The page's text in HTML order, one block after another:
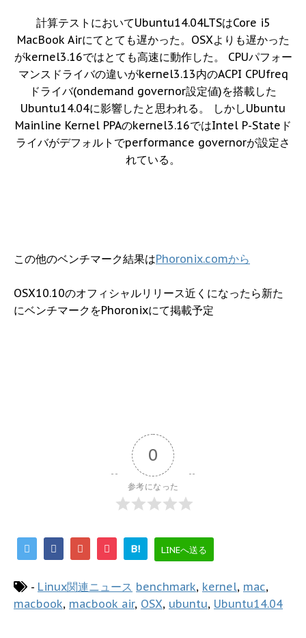
計算テストにおいてUbuntu14.04LTSはCore i5
MacBook Airにてとても遅かった。OSXよりも遅かった
がkernel3.16ではとても高速に動作した。 CPUパフォー
マンスドライバの違いがkernel3.13内のACPI CPUfreq
ドライバ(ondemand governor設定値)を搭載した
Ubuntu14.04に影響したと思われる。 しかしUbuntu
Mainline Kernel PPAのkernel3.16ではIntel P-Stateド
ライバがデフォルトでperformance governorが設定さ
れている。
この他のベンチマーク結果はPhoronix.comから
OSX10.10のオフィシャルリリース近くになったら新た
にベンチマークをPhoronixにて掲載予定
0
参考になった
B! LINEへ送る
- Linux関連ニュース benchmark, kernel, mac,
macbook, macbook air, OSX, ubuntu, Ubuntu14.04